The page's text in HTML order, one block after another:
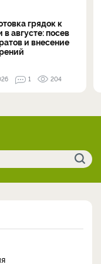
грядок к
в августе: посев
и внесение
1 204